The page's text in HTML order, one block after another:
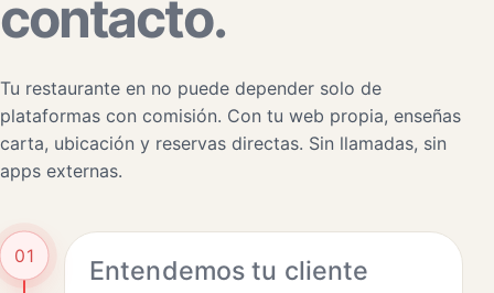
contacto.
Tu restaurante en no puede depender solo de
plataformas con comisión. Con tu web propia, enseñas
carta, ubicación y reservas directas. Sin llamadas, sin
apps externas.
01 Entendemos tu cliente